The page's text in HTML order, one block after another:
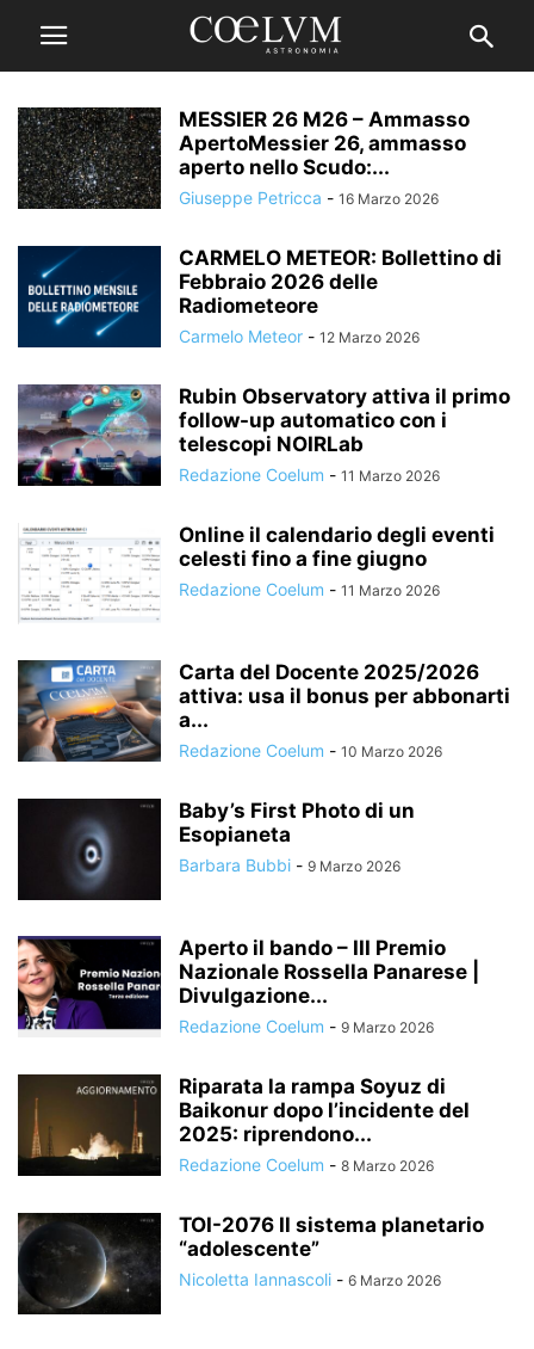
MESSIER 26 M26 – Ammasso
ApertoMessier 26, ammasso
aperto nello Scudo:...
Giuseppe Petricca - 16 Marzo 2026
CARMELO METEOR: Bollettino di
Febbraio 2026 delle
Radiometeore
Carmelo Meteor - 12 Marzo 2026
Rubin Observatory attiva il primo
follow-up automatico con i
telescopi NOIRLab
Redazione Coelum - 11 Marzo 2026
Online il calendario degli eventi
celesti fino a fine giugno
Redazione Coelum - 11 Marzo 2026
Carta del Docente 2025/2026
attiva: usa il bonus per abbonarti
a...
Redazione Coelum - 10 Marzo 2026
Baby’s First Photo di un
Esopianeta
Barbara Bubbi - 9 Marzo 2026
Aperto il bando – III Premio
Nazionale Rossella Panarese |
Divulgazione...
Redazione Coelum - 9 Marzo 2026
Riparata la rampa Soyuz di
Baikonur dopo l’incidente del
2025: riprendono...
Redazione Coelum - 8 Marzo 2026
TOI-2076 Il sistema planetario
“adolescente”
Nicoletta Iannascoli - 6 Marzo 2026